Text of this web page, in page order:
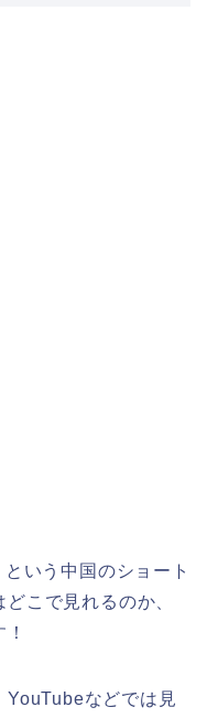
という中国のショート
こで見れるのか、
YouTubeなどでは見